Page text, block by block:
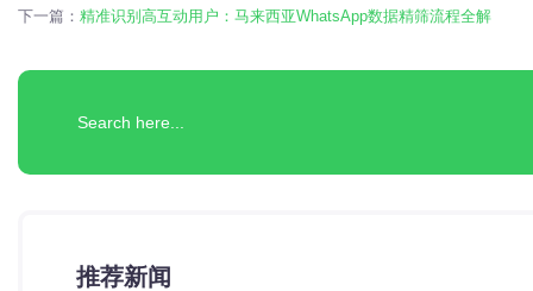
下一篇： 精准识别高互动用户：马来西亚WhatsApp数据精筛流程全解
推荐新闻